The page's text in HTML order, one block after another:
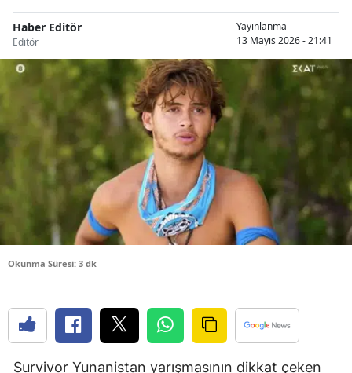
Bingöl
Bitlis
Bolu
Burdur
Bursa
Çanakkale
Diyarbakır
Haber Editör
Editör
Yayınlanma
13 Mayıs 2026 - 21:41
Okunma Süresi: 3 dk
Survivor Yunanistan yarışmasının dikkat çeken